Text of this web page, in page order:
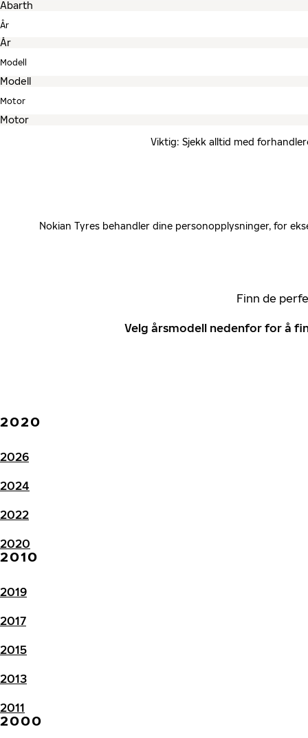
År
Modell
Motor
Viktig: Sjekk alltid med
Nokian Tyres behandler dine personopplysninger, for
Finn de
Velg årsmodell nedenfor for å
2020
2026
2024
2022
2020
2010
2019
2017
2015
2013
2011
2000